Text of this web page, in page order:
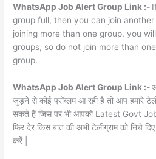
WhatsApp Job Alert Group Link :-
group full, then you can join another
joining more than one group, you
groups, so do not join more than
group.
WhatsApp Job Alert Group Link :-
जुड़ने से कोई प्रॉब्लम आ रही है तो आप हमारे
सकते हैं जिस पर भी आपको Latest Govt Jobs
फिर देर किस बात की अभी टेलीग्राम को निचे
करें |